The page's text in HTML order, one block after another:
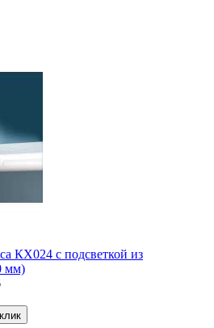
КХ024 с подсветкой из
мм)